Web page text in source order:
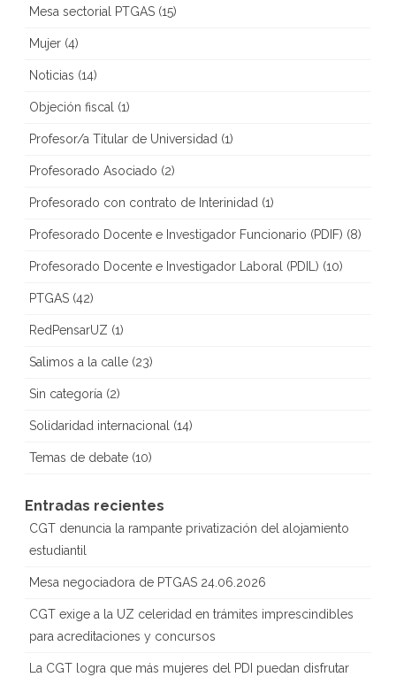
Mesa sectorial PTGAS (15)
Mujer (4)
Noticias (14)
Objeción fiscal (1)
Profesor/a Titular de Universidad (1)
Profesorado Asociado (2)
Profesorado con contrato de Interinidad (1)
Profesorado Docente e Investigador Funcionario (PDIF) (8)
Profesorado Docente e Investigador Laboral (PDIL) (10)
PTGAS (42)
RedPensarUZ (1)
Salimos a la calle (23)
Sin categoría (2)
Solidaridad internacional (14)
Temas de debate (10)
Entradas recientes
CGT denuncia la rampante privatización del alojamiento
estudiantil
Mesa negociadora de PTGAS 24.06.2026
CGT exige a la UZ celeridad en trámites imprescindibles
para acreditaciones y concursos
La CGT logra que más mujeres del PDI puedan disfrutar